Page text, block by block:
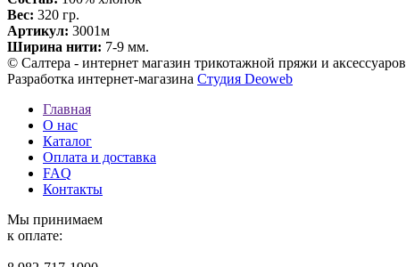
Вес: 320 гр.
Артикул: 3001м
Ширина нити: 7-9 мм.
© Салтера - интернет магазин трикотажной пряжи и аксессуаров
Разработка интернет-магазина Студия Deoweb
Главная
О нас
Каталог
Оплата и доставка
FAQ
Контакты
Мы принимаем
к оплате: